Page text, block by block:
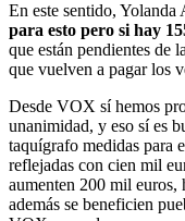
En este sentido, Yolanda
para esto pero si hay
que están pendientes de
que vuelven a pagar los
Desde VOX sí hemos
unanimidad, y eso sí es
taquígrafo medidas para
reflejadas con cien mil
aumenten 200 mil euros,
además se beneficien